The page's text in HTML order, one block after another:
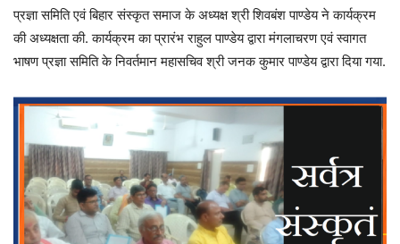
प्रज्ञा समिति एवं बिहार संस्कृत समाज के अध्यक्ष श्री शिवबंश पाण्डेय ने कार्यक्रम
की अध्यक्षता की. कार्यक्रम का प्रारंभ राहुल पाण्डेय द्वारा मंगलाचरण एवं स्वागत
भाषण प्रज्ञा समिति के निवर्तमान महासचिव श्री जनक कुमार पाण्डेय द्वारा दिया गया.